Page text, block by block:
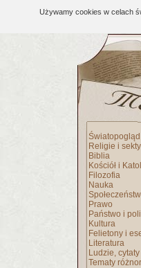
Używamy cookies w celach
Światopogląd
Religie i sekty
Biblia
Kościół i
Filozofia
Nauka
Prawo
Państwo i
Kultura
Felietony i
Literatura
Ludzie, cytaty
Tematy